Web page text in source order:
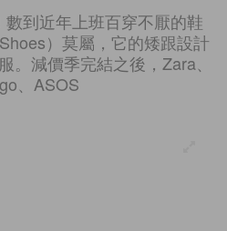
到近年上班百穿不厭的鞋
）莫屬，它的矮跟設計
。減價季完結之後，Zara、
、ASOS